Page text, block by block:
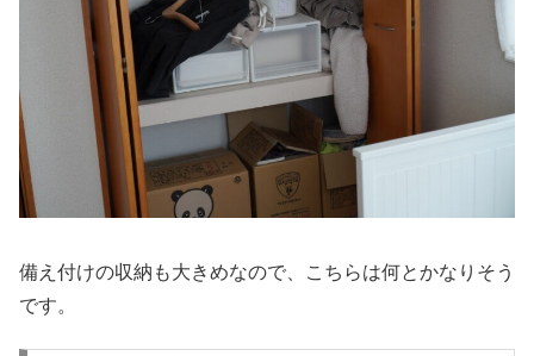
備え付けの収納も大きめなので、こちらは何とかなりそう
です。